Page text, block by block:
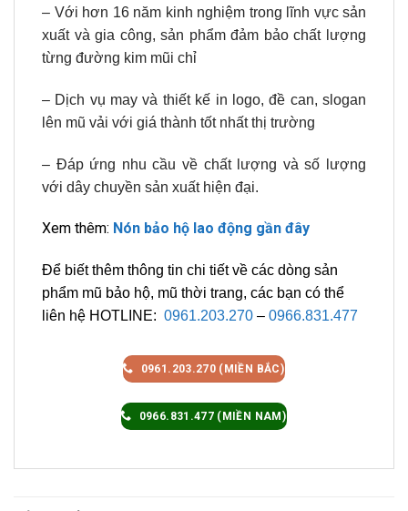
– Với hơn 16 năm kinh nghiệm trong lĩnh vực sản
xuất và gia công, sản phẩm đảm bảo chất lượng
từng đường kim mũi chỉ
– Dịch vụ may và thiết kế in logo, đề can, slogan
lên mũ vải với giá thành tốt nhất thị trường
– Đáp ứng nhu cầu về chất lượng và số lượng
với dây chuyền sản xuất hiện đại.
Xem thêm: Nón bảo hộ lao động gần đây
Để biết thêm thông tin chi tiết về các dòng sản
phẩm mũ bảo hộ, mũ thời trang, các bạn có thể
liên hệ HOTLINE: 0961.203.270 – 0966.831.477
0961.203.270 (MIỀN BẮC)
0966.831.477 (MIỀN NAM)